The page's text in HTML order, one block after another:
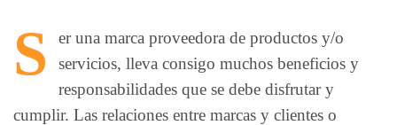
S
er una marca proveedora de productos y/o
servicios, lleva consigo muchos beneficios y
responsabilidades que se debe disfrutar y
cumplir. Las relaciones entre marcas y clientes o